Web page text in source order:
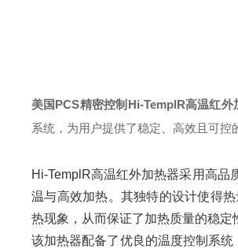
美国PCS精密控制Hi-TemplR高温红外
系统，为用户提供了稳定、高效且可控
Hi-TemplR高温红外加热器采用高
温与高效加热。其独特的设计使得
热现象，从而保证了加热质量的稳定
该加热器配备了优良的温度控制系